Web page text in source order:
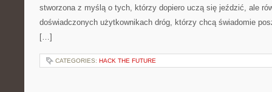
stworzona z myślą o tych, którzy dopiero uczą się jeździć, ale
doświadczonych użytkownikach dróg, którzy chcą świadomie
[…]
CATEGORIES: HACK THE FUTURE